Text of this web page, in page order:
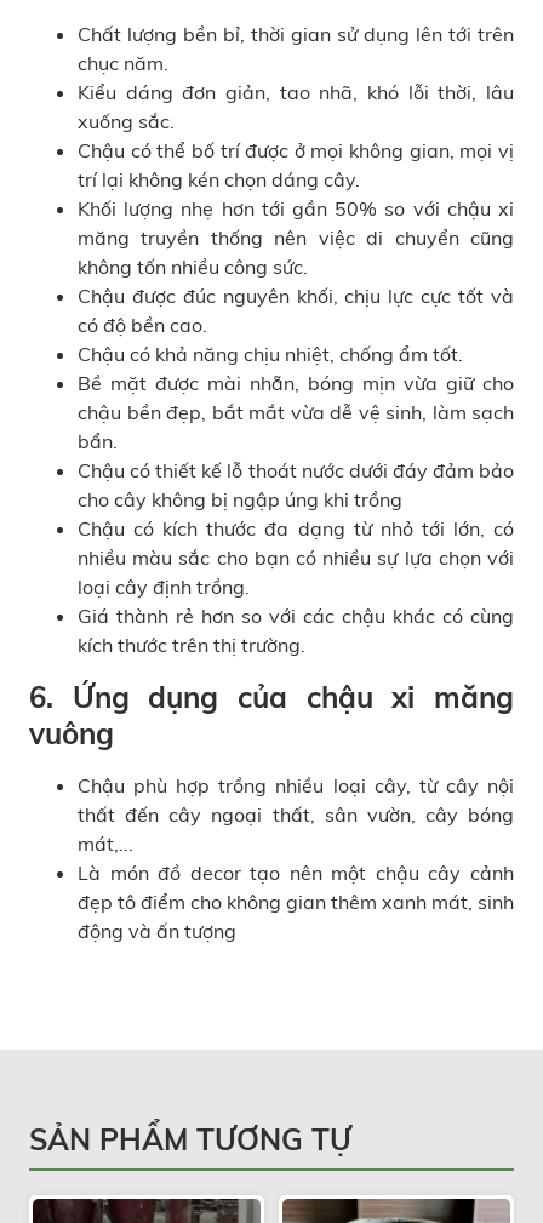
Chất lượng bền bỉ, thời gian sử dụng lên tới trên
chục năm.
Kiểu dáng đơn giản, tao nhã, khó lỗi thời, lâu
xuống sắc.
Chậu có thể bố trí được ở mọi không gian, mọi vị
trí lại không kén chọn dáng cây.
Khối lượng nhẹ hơn tới gần 50% so với chậu xi
măng truyền thống nên việc di chuyển cũng
không tốn nhiều công sức.
Chậu được đúc nguyên khối, chịu lực cực tốt và
có độ bền cao.
Chậu có khả năng chịu nhiệt, chống ẩm tốt.
Bề mặt được mài nhẵn, bóng mịn vừa giữ cho
chậu bền đẹp, bắt mắt vừa dễ vệ sinh, làm sạch
bẩn.
Chậu có thiết kế lỗ thoát nước dưới đáy đảm bảo
cho cây không bị ngập úng khi trồng
Chậu có kích thước đa dạng từ nhỏ tới lớn, có
nhiều màu sắc cho bạn có nhiều sự lựa chọn với
loại cây định trồng.
Giá thành rẻ hơn so với các chậu khác có cùng
kích thước trên thị trường.
6. Ứng dụng của chậu xi măng
vuông
Chậu phù hợp trồng nhiều loại cây, từ cây nội
thất đến cây ngoại thất, sân vườn, cây bóng
mát,...
Là món đồ decor tạo nên một chậu cây cảnh
đẹp tô điểm cho không gian thêm xanh mát, sinh
động và ấn tượng
SẢN PHẨM TƯƠNG TỰ